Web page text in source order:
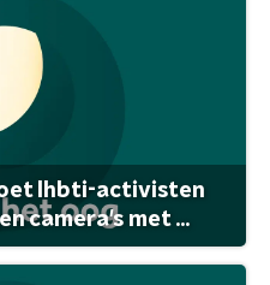
lhbti-activisten
camera's met ...